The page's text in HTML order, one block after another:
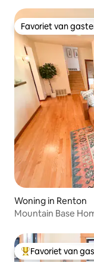
Favoriet van
Favoriet van
Woning in Renton
Mountain Base
Topfavoriet van
Favoriet van